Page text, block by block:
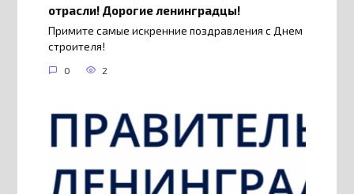
отрасли! Дорогие ленинградцы!
Примите самые искренние поздравления с Днем
строителя!
0 2